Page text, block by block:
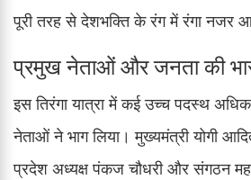
पूरी तरह से देशभक्ति के रंग में रंगा नजर
प्रमुख नेताओं और जनता की भारी
इस तिरंगा यात्रा में कई उच्च पदस्थ
नेताओं ने भाग लिया। मुख्यमंत्री योगी
प्रदेश अध्यक्ष पंकज चौधरी और संगठन